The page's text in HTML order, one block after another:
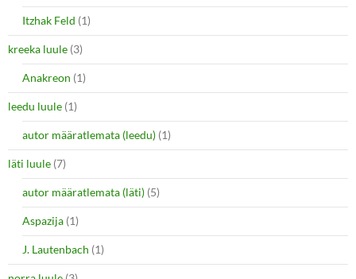
Itzhak Feld (1)
kreeka luule (3)
Anakreon (1)
leedu luule (1)
autor määratlemata (leedu) (1)
läti luule (7)
autor määratlemata (läti) (5)
Aspazija (1)
J. Lautenbach (1)